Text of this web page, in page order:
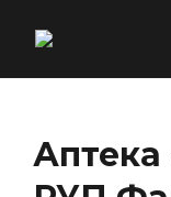
Аптека